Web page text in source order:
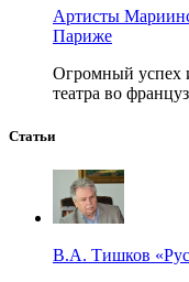
Артисты
Париже
Огромный успех
театра во
Статьи
В.А. Тишков